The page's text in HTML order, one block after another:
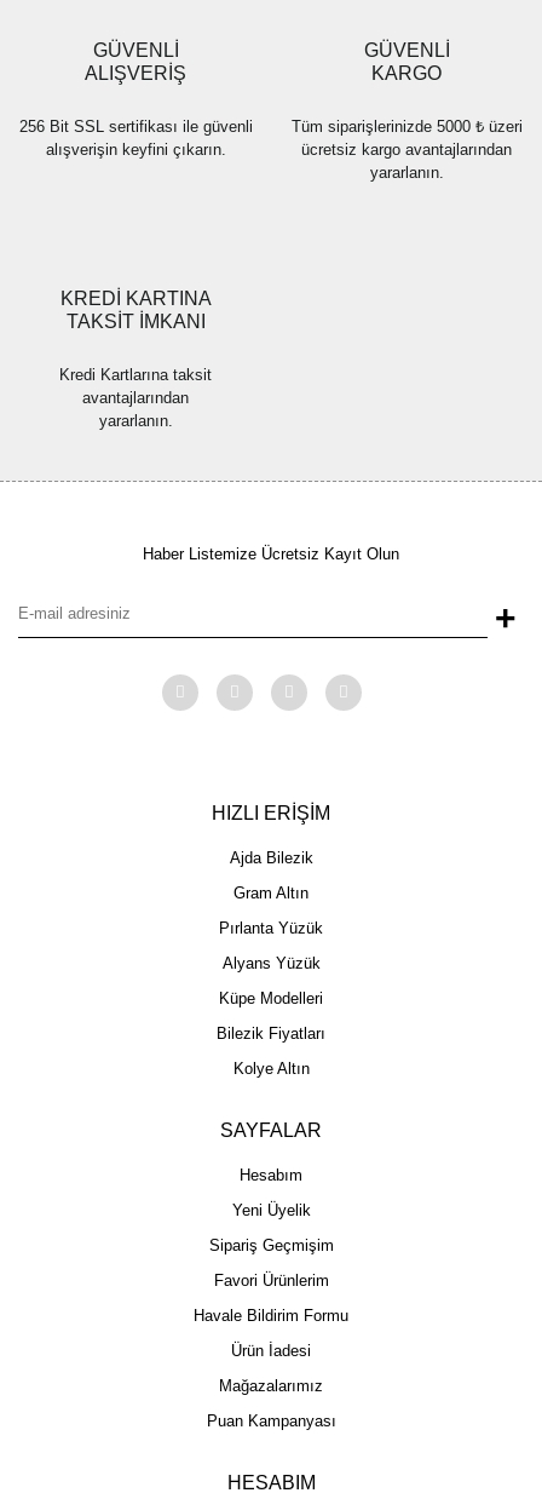
Ürün fiyatı diğer sitelerden daha pahalı.
Bu ürüne benzer farklı alternatifler olmalı.
GÜVENLİ
ALIŞVERİŞ
256 Bit SSL sertifikası ile güvenli
alışverişin keyfini çıkarın.
GÜVENLİ
KARGO
Tüm siparişlerinizde 5000 ₺ üzeri
ücretsiz kargo avantajlarından
yararlanın.
KREDİ KARTINA
TAKSİT İMKANI
Kredi Kartlarına taksit
avantajlarından
yararlanın.
Haber Listemize Ücretsiz Kayıt Olun
+
HIZLI ERİŞİM
Ajda Bilezik
Gram Altın
Pırlanta Yüzük
Alyans Yüzük
Küpe Modelleri
Bilezik Fiyatları
Kolye Altın
SAYFALAR
Hesabım
Yeni Üyelik
Sipariş Geçmişim
Favori Ürünlerim
Havale Bildirim Formu
Ürün İadesi
Mağazalarımız
Puan Kampanyası
HESABIM